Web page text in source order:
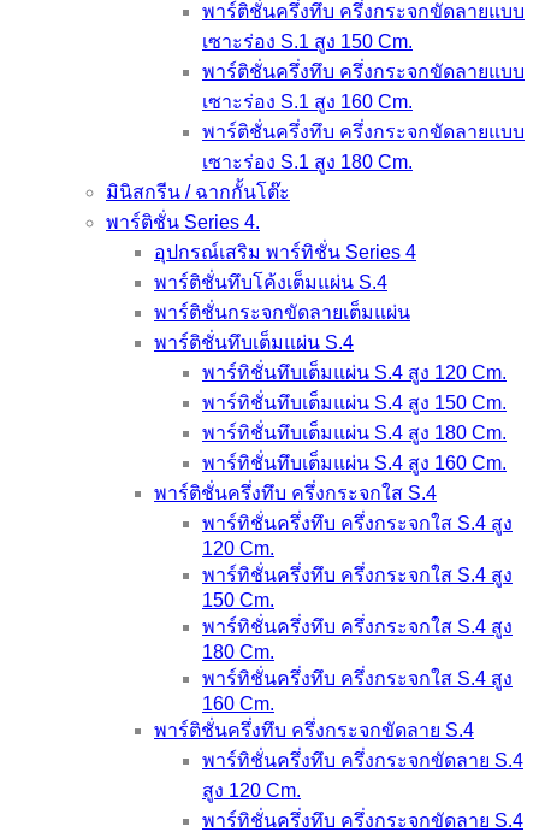
พาร์ติชั่นครึ่งทึบ ครึ่งกระจกขัดลายแบบ
เซาะร่อง S.1 สูง 150 Cm.
พาร์ติชั่นครึ่งทึบ ครึ่งกระจกขัดลายแบบ
เซาะร่อง S.1 สูง 160 Cm.
พาร์ติชั่นครึ่งทึบ ครึ่งกระจกขัดลายแบบ
เซาะร่อง S.1 สูง 180 Cm.
มินิสกรีน / ฉากกั้นโต๊ะ
พาร์ติชั่น Series 4.
อุปกรณ์เสริม พาร์ทิชั่น Series 4
พาร์ติชั่นทึบโค้งเต็มแผ่น S.4
พาร์ติชั่นกระจกขัดลายเต็มแผ่น
พาร์ติชั่นทึบเต็มแผ่น S.4
พาร์ทิชั่นทึบเต็มแผ่น S.4 สูง 120 Cm.
พาร์ทิชั่นทึบเต็มแผ่น S.4 สูง 150 Cm.
พาร์ทิชั่นทึบเต็มแผ่น S.4 สูง 180 Cm.
พาร์ทิชั่นทึบเต็มแผ่น S.4 สูง 160 Cm.
พาร์ติชั่นครึ่งทึบ ครึ่งกระจกใส S.4
พาร์ทิชั่นครึ่งทึบ ครึ่งกระจกใส S.4 สูง
120 Cm.
พาร์ทิชั่นครึ่งทึบ ครึ่งกระจกใส S.4 สูง
150 Cm.
พาร์ทิชั่นครึ่งทึบ ครึ่งกระจกใส S.4 สูง
180 Cm.
พาร์ทิชั่นครึ่งทึบ ครึ่งกระจกใส S.4 สูง
160 Cm.
พาร์ติชั่นครึ่งทึบ ครึ่งกระจกขัดลาย S.4
พาร์ทิชั่นครึ่งทึบ ครึ่งกระจกขัดลาย S.4
สูง 120 Cm.
พาร์ทิชั่นครึ่งทึบ ครึ่งกระจกขัดลาย S.4